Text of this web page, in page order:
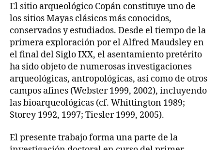
El sitio arqueológico Copán constituye uno de
los sitios Mayas clásicos más conocidos,
conservados y estudiados. Desde el tiempo de la
primera exploración por el Alfred Maudsley en
el final del Siglo IXX, el asentamiento pretérito
ha sido objeto de numerosas investigaciones
arqueológicas, antropológicas, así como de otros
campos afines (Webster 1999, 2002), incluyendo
las bioarqueológicas (cf. Whittington 1989;
Storey 1992, 1997; Tiesler 1999, 2005).
El presente trabajo forma una parte de la